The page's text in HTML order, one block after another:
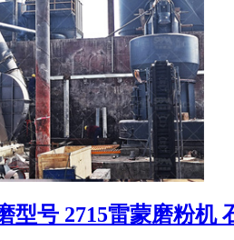
型号 2715雷蒙磨粉机